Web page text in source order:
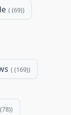
(69)
(169)
(78)